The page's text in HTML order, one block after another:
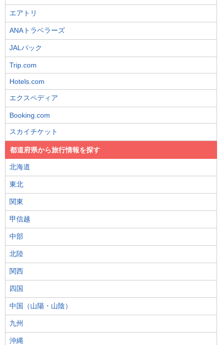
エアトリ
ANAトラベラーズ
JALパック
Trip.com
Hotels.com
エクスペディア
Booking.com
スカイチケット
都道府県から旅行情報を探す
北海道
東北
関東
甲信越
中部
北陸
関西
四国
中国（山陽・山陰）
九州
沖縄